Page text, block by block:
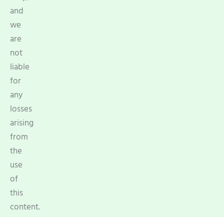
and
we
are
not
liable
for
any
losses
arising
from
the
use
of
this
content.